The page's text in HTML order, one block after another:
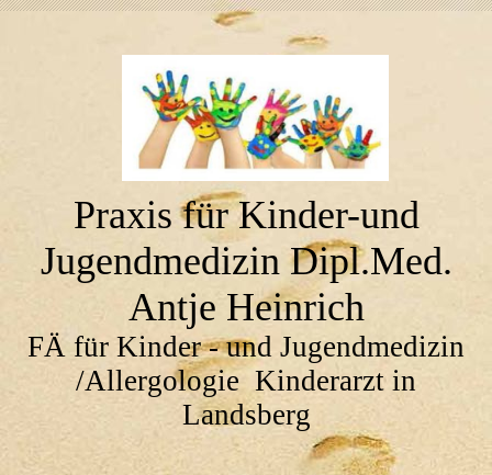
Praxis für Kinder-und
Jugendmedizin Dipl.Med.
Antje Heinrich
FÄ für Kinder - und Jugendmedizin
/Allergologie Kinderarzt in
Landsberg